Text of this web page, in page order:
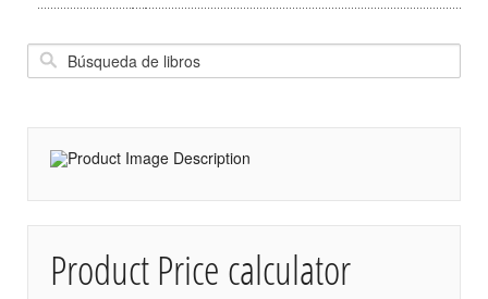
Product Price calculator